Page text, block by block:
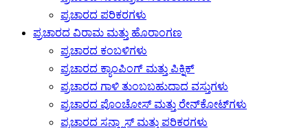
ಪ್ರಚಾರದ ಪರಿಕರಗಳು
ಪ್ರಚಾರದ ವಿರಾಮ ಮತ್ತು ಹೊರಾಂಗಣ
ಪ್ರಚಾರದ ಕಂಬಳಿಗಳು
ಪ್ರಚಾರದ ಕ್ಯಾಂಪಿಂಗ್ ಮತ್ತು ಪಿಕ್ನಿಕ್
ಪ್ರಚಾರದ ಗಾಳಿ ತುಂಬಬಹುದಾದ ವಸ್ತುಗಳು
ಪ್ರಚಾರದ ಪೊಂಚೋಸ್ ಮತ್ತು ರೇನ್‌ಕೋಟ್‌ಗಳು
ಪ್ರಚಾರದ ಸನ್ಗ್ಲಾಸ್ ಮತ್ತು ಪರಿಕರಗಳು